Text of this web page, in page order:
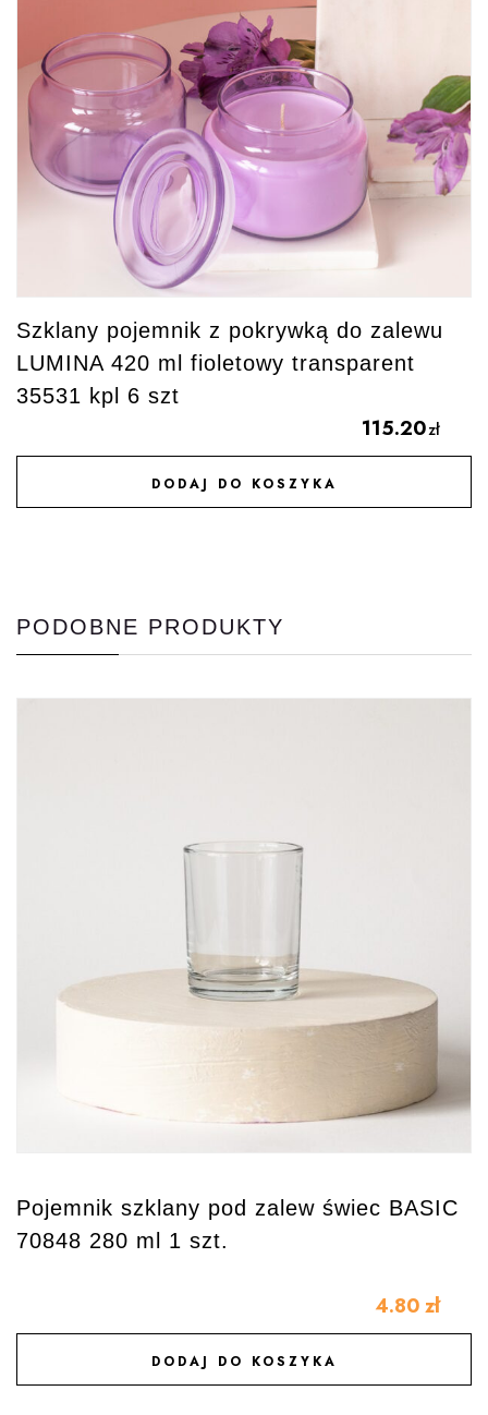
Szklany pojemnik z pokrywką do zalewu
LUMINA 420 ml fioletowy transparent
35531 kpl 6 szt
115.20zł
DODAJ DO KOSZYKA
DODAJ DO ULUBIONYCH
PODOBNE PRODUKTY
Pojemnik szklany pod zalew świec BASIC
70848 280 ml 1 szt.
4.80 zł
DODAJ DO KOSZYKA
DODAJ DO ULUBIONYCH